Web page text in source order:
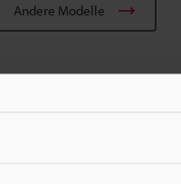
Andere Modelle